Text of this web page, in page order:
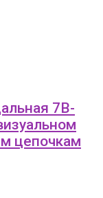
7B-
цепочкам